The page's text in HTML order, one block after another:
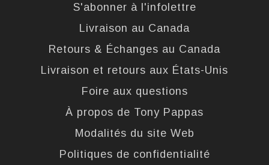
S'abonner à l'infolettre
Livraison au Canada
Retours & Échanges au Canada
Livraison et retours aux États-Unis
Foire aux questions
À propos de Tony Pappas
Modalités du site Web
Politiques de confidentialité